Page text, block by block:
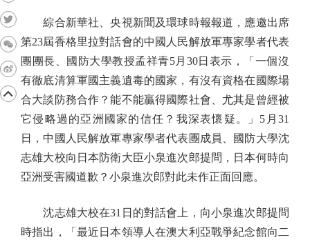
綜合新華社、央視新聞及環球時報報道，應邀出席
第23屆香格里拉對話會的中國人民解放軍專家學者代表
團團長、國防大學教授孟祥青5月30日表示，「一個沒
有徹底清算軍國主義遺毒的國家，有沒有資格在國際場
合大談防務合作？能不能贏得國際社會、尤其是曾經被
它侵略過的亞洲國家的信任？我深表懷疑。」5月31
日，中國人民解放軍專家學者代表團成員、國防大學沈
志雄大校向日本防衛大臣小泉進次郎提問，日本何時向
亞洲受害國道歉？小泉進次郎對此未作正面回應。
沈志雄大校在31日的對話會上，向小泉進次郎提問
時指出，「最近日本領導人在澳大利亞戰爭紀念館向二